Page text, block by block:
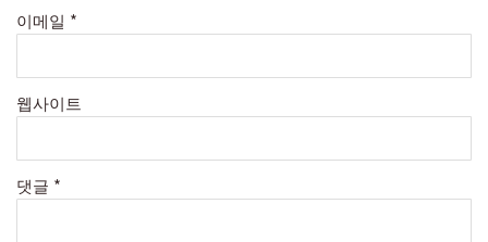
이메일 *
웹사이트
댓글 *